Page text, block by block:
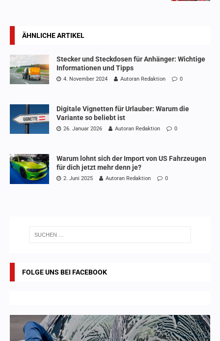
ÄHNLICHE ARTIKEL
Stecker und Steckdosen für Anhänger: Wichtige
Informationen und Tipps
4. November 2024 Autoran Redaktion 0
Digitale Vignetten für Urlauber: Warum die
Variante so beliebt ist
26. Januar 2026 Autoran Redaktion 0
Warum lohnt sich der Import von US Fahrzeugen
für dich jetzt mehr denn je?
2. Juni 2025 Autoran Redaktion 0
FOLGE UNS BEI FACEBOOK